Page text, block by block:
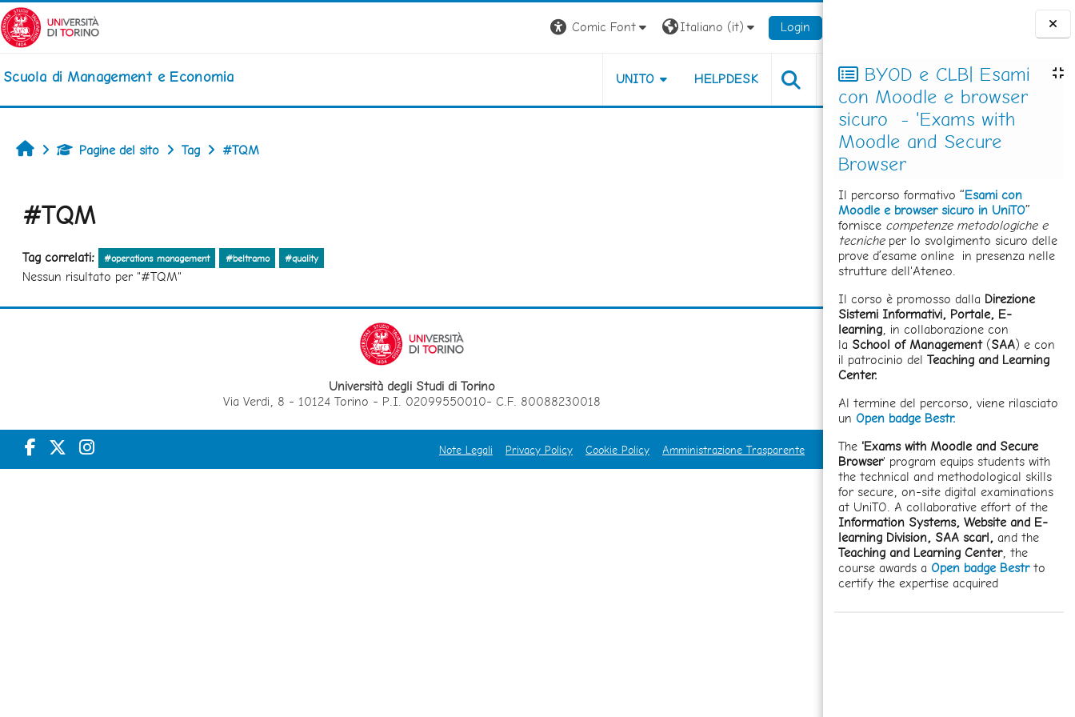
Vai al contenuto principale
Blocchi
BYOD e CLB| Esami
con Moodle e browser
sicuro - 'Exams with
Moodle and Secure
Browser
Il percorso formativo “Esami con
Moodle e browser sicuro in UniTO”
fornisce competenze metodologiche e
tecnicheper lo svolgimento sicuro delle
prove d’esame online in presenza nelle
strutture dell'Ateneo.
Il corso è promosso dalla Direzione
Sistemi Informativi, Portale, E-
learning, in collaborazione con
la School of Management(SAA) e con
il patrocinio delTeaching and Learning
Center.
Al termine del percorso, viene rilasciato
un Open badge Bestr.
The 'Exams with Moodle and Secure
Browser' program equips students with
the technical and methodological skills
for secure, on-site digital examinations
at UniTO. A collaborative effort of the
Information Systems, Website and E-
learning Division, SAA scarl,and the
Teaching and Learning Center, the
course awards a Open badge Bestrto
certify the expertise acquired
Comic Font Italiano ‎(it)‎ Login
Scuola di Management e Economia UNITO HELPDESK
HomePagine del sito Tag #TQM
#TQM
Tag correlati: #operations management #beltramo #quality
Nessun risultato per "#TQM"
Università degli Studi di Torino
Via Verdi, 8 - 10124 Torino - P.I. 02099550010- C.F. 80088230018
Note Legali Privacy Policy Cookie Policy Amministrazione Trasparente